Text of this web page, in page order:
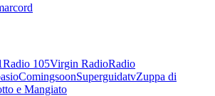
Radio 105Virgin RadioRadio
ComingsoonSuperguidatvZuppa di
e Mangiato